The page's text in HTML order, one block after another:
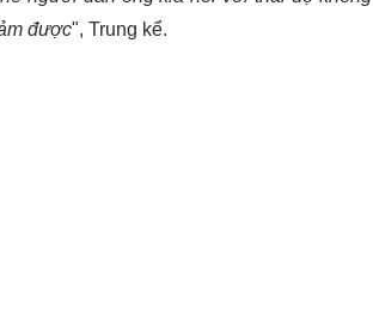
được", Trung kể.